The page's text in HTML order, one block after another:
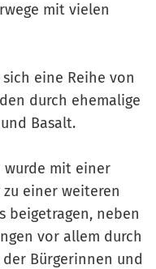
mit vielen
eine Reihe von
durch ehemalige
Basalt.
wurde mit einer
einer weiteren
beigetragen, neben
vor allem durch
Bürgerinnen und